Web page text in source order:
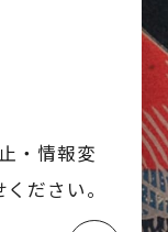
・情報変
ださい。